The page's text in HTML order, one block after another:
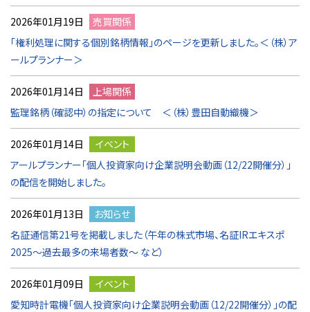
2026年01月19日
売買関係
「権利処理に関する個別銘柄情報」のページを更新しました。＜（株）ア
ールプランナー＞
2026年01月14日
上場関係
監理銘柄（確認中）の指定について ＜（株）豊田自動織機＞
2026年01月14日
イベント
アールプランナー「個人投資家向け企業説明会動画（12/22開催分）」
の配信を開始しました。
2026年01月13日
お知らせ
名証通信第21号を掲載しました（午年の株式市場、名証IRエキスポ
2025～過去最多の来場者数～ など）
2026年01月09日
イベント
愛知時計電機「個人投資家向け企業説明会動画（12/22開催分）」の配